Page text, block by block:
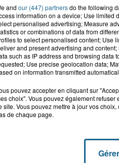
L'info locale dans le
Dunkerquois
and our (447) partnersdo the following
information on a device; Use limited
personalised advertising; Measure
or combinations of data from
to select personalised content; Use
and present advertising and
such as IP address and browsing data
Use precise geolocation data;
on information transmitted
pouvez accepter en cliquant sur
choix". Vous pouvez également
site. Vous pouvez mettre à jour vos
de chaque page.